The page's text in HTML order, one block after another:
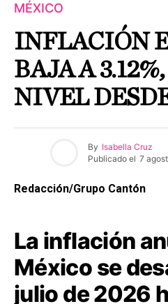
MÉXICO
INFLACIÓN
BAJA A
NIVEL
By Isabella Cruz
Publicado el 7
Redacción/Grupo Cantón
La inflación
México se
julio de 2026